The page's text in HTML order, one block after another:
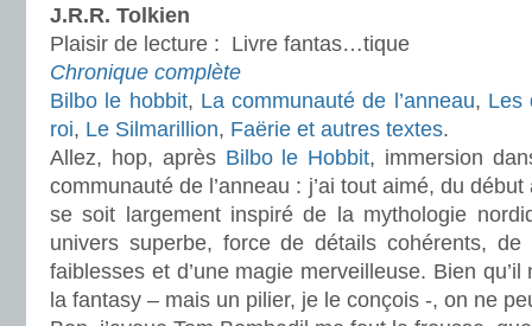
J.R.R. Tolkien
Plaisir de lecture : Livre fantas…tique
Chronique complète
Bilbo le hobbit, La communauté de l’anneau, Les
roi, Le Silmarillion, Faërie et autres textes.
Allez, hop, après Bilbo le Hobbit, immersion
communauté de l’anneau : j’ai tout aimé, du
se soit largement inspiré de la mythologie
univers superbe, force de détails cohérents, de
faiblesses et d’une magie merveilleuse. Bien
la fantasy – mais un pilier, je le conçois -, on ne